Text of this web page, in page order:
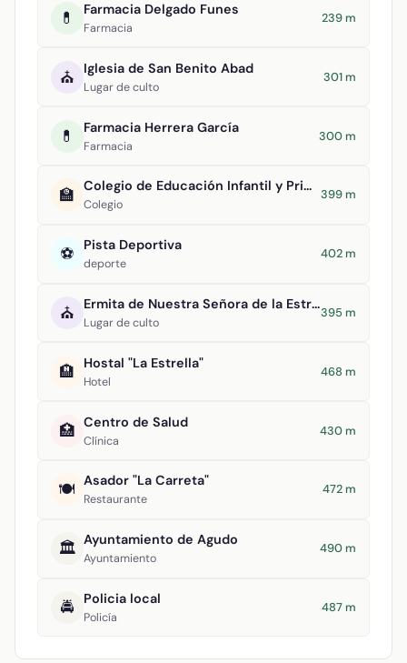
💊 Farmacia Delgado Funes
Farmacia
239 m
⛪ Iglesia de San Benito Abad
Lugar de culto
301 m
💊 Farmacia Herrera García
Farmacia
300 m
🏫 Colegio de Educación Infantil y Primaria Virgen de la Estrella
Colegio
399 m
⚽ Pista Deportiva
deporte
402 m
⛪ Ermita de Nuestra Señora de la Estrella
Lugar de culto
395 m
🏨 Hostal "La Estrella"
Hotel
468 m
🏥 Centro de Salud
Clínica
430 m
🍽️ Asador "La Carreta"
Restaurante
472 m
🏛️ Ayuntamiento de Agudo
Ayuntamiento
490 m
🚔 Policia local
Policía
487 m